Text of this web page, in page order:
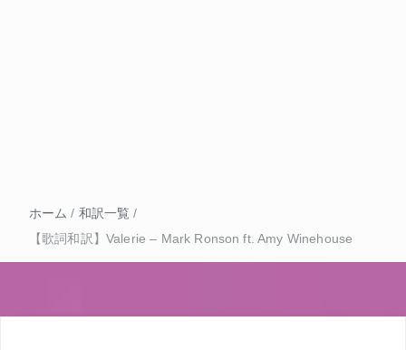
ホーム / 和訳一覧 /
【歌詞和訳】Valerie – Mark Ronson ft. Amy Winehouse